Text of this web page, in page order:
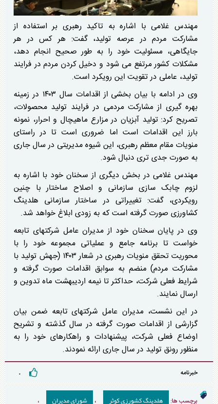
مهندس غلامی با اشاره به تاکید رهبری بر استفاده از
مشارکت مردم در عرصه تولید، گفت: هر کس در هر
جایگاهی، مسئولیت خود را به طور صحیح انجام دهد،
مشکلات کشور مرتفع می شود و دخیل کردن مردم در فرایند
تولید، عاملی در تقویت این رویکرد است.
وی در ادامه با بیان بخشی از اقدامات سال ۱۴۰۳ در زمینه
بهره گیری از مشارکت مردمی در فرایند تولید محصولات،
تصریح کرد: تولید آبزیان در مزارع ماهیچال و احرار، نمونه
بارز این اقدامات است اما ضروری است تا در راستای
منویات مقام معظم رهبری، این شیوه مدیریتی در سال جاری
به صورت جدی تری دنبال شود.
مهندس غلامی در بخش دیگری از سخنان خود با اشاره به
لزوم چابک سازی سازمانی و اصلاح ساختار با چنین
رویکردی، گفت: تغییراتی در ساختار سازمانی هلدینگ
کشاورزی صورت گرفته است که به زودی ابلاغ خواهد شد.
وی در پایان سخنان خود از مدیران عامل شرکتهای تابعه
خواست تا برنامه جامع و عملیاتی مجموعه خود را با
محوریت تحقق منویات رهبری در شعار ۱۴۰۳ (جهش تولید با
مشارکت مردم) منضم به سوابق اقدامات صورت گرفته و
شرایط فعلی شرکت، حداکثر تا نیمه اردیبهشت ماه تدوین و
ارسال نمایند.
در این نشست، مدیران عامل شرکتهای تابعه ضمن بیان
گزارشی از اقدامات صورت گرفته در سال گذشته و تشریح
اوضاع فعلی شرکت، پیشنهادات و راهکارهای خود را به
منظور رونق تولید در سال جاری ارائه نمودند.
خبرنامه ۰
برچسب ها: هلدینگ کشورزی کوثر ، شورای مدیران ،